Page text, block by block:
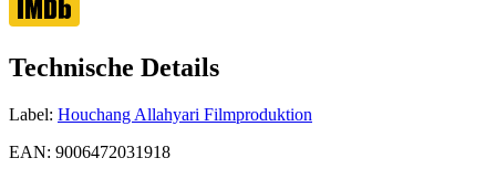
Technische Details
Label: Houchang Allahyari Filmproduktion
EAN: 9006472031918